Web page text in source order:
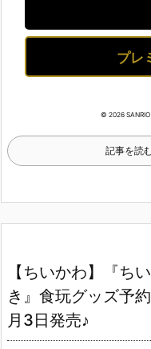
プレ
© 2026 SANRIO
記事を読
【ちいかわ】『ち
き』食玩グッズ予
月3日発売♪